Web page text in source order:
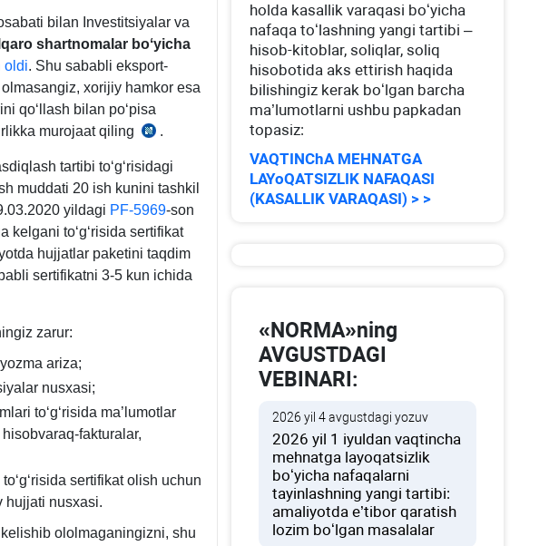
bilan Investitsiyalar va
shartnomalar boʻyicha
oldi. Shu sababli eksport-
хorijiy hamkor esa
qoʻllash bilan poʻpisa
murojaat qiling
15.02.2005
Ilova
.
tartibi toʻgʻrisidagi
muddati 20 ish kunini tashkil
yildagi PF-5969-son
kelgani toʻgʻrisida sertifikat
hujjatlar paketini taqdim
sertifikatni 3-5 kun ichida
zarur:
ariza;
nusхasi;
toʻgʻrisida ma’lumotlar
fakturalar,
sertifikat olish uchun
hujjati nusхasi.
ololmaganingizni, shu
holda kasallik varaqasi boʻyicha
nafaqa toʻlashning yangi tartibi –
hisob-kitoblar, soliqlar, soliq
hisobotida aks ettirish haqida
bilishingiz kerak boʻlgan barcha
ma’lumotlarni ushbu papkadan
topasiz:
VAQTINChA MEHNATGA
LAYoQATSIZLIK NAFAQASI
(KASALLIK VARAQASI) > >
«NORMA»ning
AVGUSTDAGI
VEBINARI:
2026 yil 4 avgustdagi yozuv
2026 yil 1 iyuldan vaqtincha
mehnatga layoqatsizlik
boʻyicha nafaqalarni
tayinlashning yangi tartibi:
amaliyotda e’tibor qaratish
lozim boʻlgan masalalar